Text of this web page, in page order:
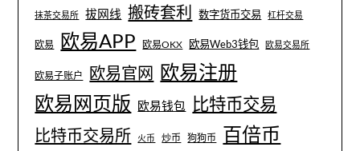
抹茶交易所 拔网线 搬砖套利 数字货币交易 杠杆交易
欧易 欧易APP 欧易OKX 欧易Web3钱包 欧易交易所
欧易子账户 欧易官网 欧易注册
欧易网页版 欧易钱包 比特币交易
比特币交易所 火币 炒币 狗狗币 百倍币